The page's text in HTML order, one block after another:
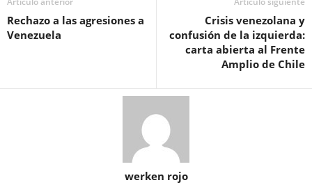
Rechazo a las agresiones a
Venezuela
Crisis venezolana y
confusión de la izquierda:
carta abierta al Frente
Amplio de Chile
werken rojo